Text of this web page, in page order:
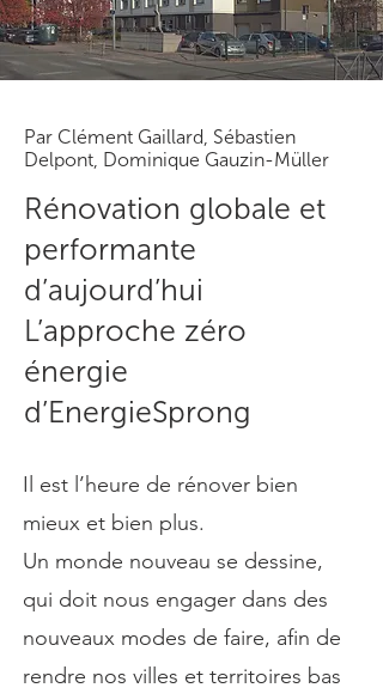
Par Clément Gaillard, Sébastien
Delpont, Dominique Gauzin-Müller
Rénovation globale et
performante
d’aujourd’hui
L’approche zéro
énergie
d’EnergieSprong
Il est l’heure de rénover bien
mieux et bien plus.
Un monde nouveau se dessine,
qui doit nous engager dans des
nouveaux modes de faire, afin de
rendre nos villes et territoires bas